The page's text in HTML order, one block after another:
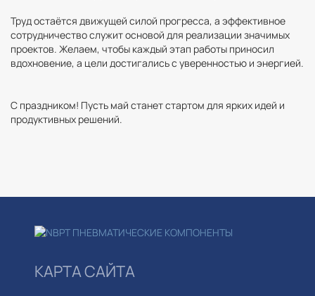
Труд остаётся движущей силой прогресса, а эффективное
сотрудничество служит основой для реализации значимых
проектов. Желаем, чтобы каждый этап работы приносил
вдохновение, а цели достигались с уверенностью и энергией.
С праздником! Пусть май станет стартом для ярких идей и
продуктивных решений.
КАРТА САЙТА